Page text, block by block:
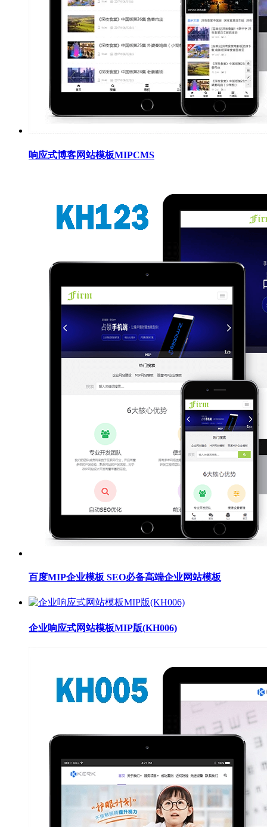
响应式博客网站模板MIPCMS
百度MIP企业模板 SEO必备高端企业网站模板
企业响应式网站模板MIP版(KH006)